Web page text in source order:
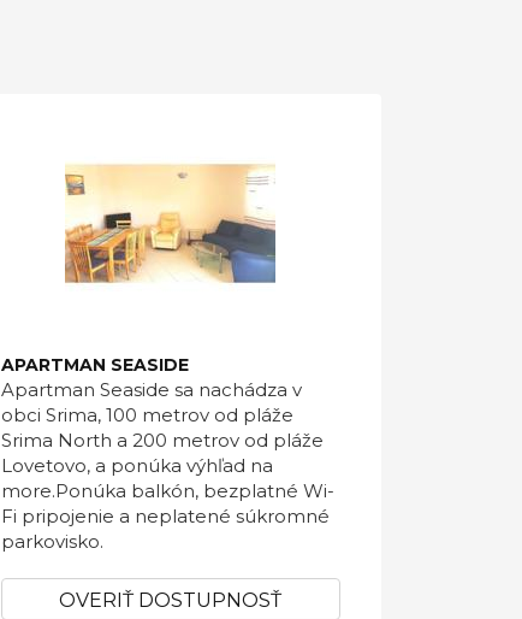
APARTMAN SEASIDE
Apartman Seaside sa nachádza v
obci Srima, 100 metrov od pláže
Srima North a 200 metrov od pláže
Lovetovo, a ponúka výhľad na
more.Ponúka balkón, bezplatné Wi-
Fi pripojenie a neplatené súkromné ​​
parkovisko.
OVERIŤ DOSTUPNOSŤ